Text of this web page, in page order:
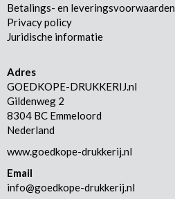
Betalings- en leveringsvoorwaarden
Privacy policy
Juridische informatie
Adres
GOEDKOPE-DRUKKERIJ.nl
Gildenweg 2
8304 BC Emmeloord
Nederland
www.goedkope-drukkerij.nl
Email
info@goedkope-drukkerij.nl